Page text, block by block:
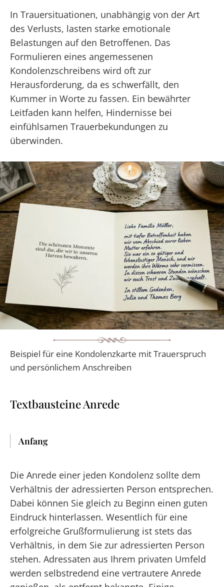
In Trauersituationen, unabhängig von der Art
des Verlusts, lasten starke emotionale
Belastungen auf den Betroffenen. Das
Formulieren eines angemessenen
Kondolenzschreibens wird oft zur
Herausforderung, da es schwerfällt, den
Kummer in Worte zu fassen. Ein bewährter
Leitfaden kann helfen, Hindernisse bei
einfühlsamen Trauerbekundungen zu
überwinden.
Beispiel für eine Kondolenzkarte mit Trauerspruch
und persönlichem Anschreiben
Textbausteine Anrede
Anfang
Die Anrede einer jeden Kondolenz sollte dem
Verhältnis der adressierten Person entsprechen.
Dabei können Sie gleich zu Beginn einen guten
Eindruck hinterlassen. Wesentlich für eine
erfolgreiche Grußformulierung ist stets das
Verhältnis, in dem Sie zur adressierten Person
stehen. Adressaten aus Ihrem privaten Umfeld
werden selbstredend eine vertrautere Anrede